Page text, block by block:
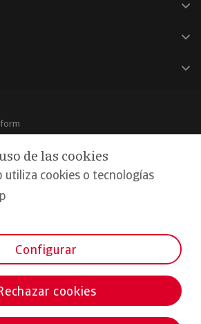
de las cookies
utiliza cookies o tecnologías
Configurar
cookies